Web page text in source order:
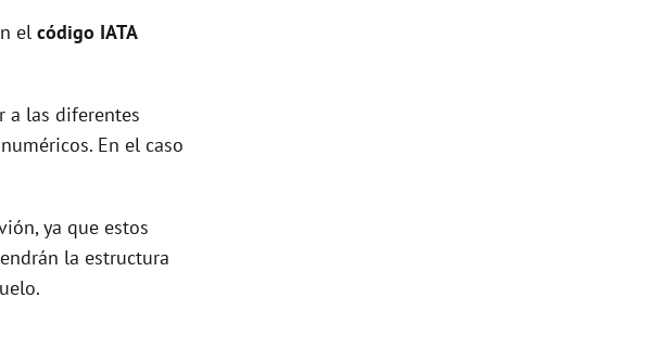
el código IATA
a las diferentes
En el caso
ya que estos
la estructura